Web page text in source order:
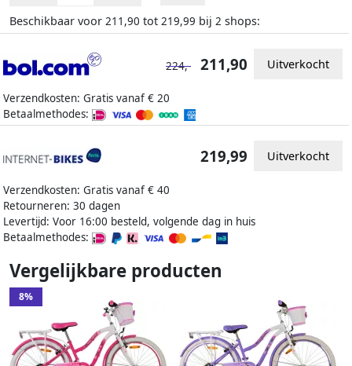
Beschikbaar voor 211,90 tot 219,99 bij 2 shops:
Verzendkosten: Gratis vanaf € 20
Betaalmethodes:
224,- 211,90 Uitverkocht
Verzendkosten: Gratis vanaf € 40
Retourneren: 30 dagen
Levertijd: Voor 16:00 besteld, volgende dag in huis
Betaalmethodes:
219,99 Uitverkocht
Vergelijkbare producten
8%